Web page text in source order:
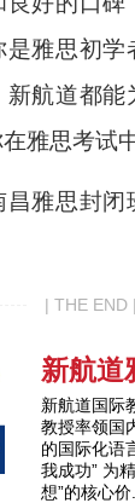
雅思初学
新航道都能
雅思考试
昌雅思封闭
| THE END |
新航道
新航道国际
教授率领国
的国际化语
我成功” 为
想”的核心价